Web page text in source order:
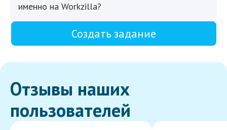
именно на Workzilla?
Создать задание
Отзывы наших
пользователей